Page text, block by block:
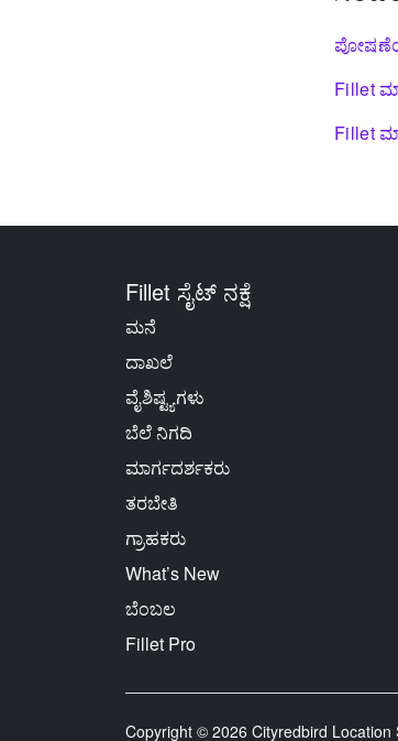
ಪೋಷಣೆಯ
Fillet
Fillet
Fillet ಸೈಟ್ ನಕ್ಷೆ
ಮನೆ
ದಾಖಲೆ
ವೈಶಿಷ್ಟ್ಯಗಳು
ಬೆಲೆ ನಿಗದಿ
ಮಾರ್ಗದರ್ಶಕರು
ತರಬೇತಿ
ಗ್ರಾಹಕರು
What’s New
ಬೆಂಬಲ
Fillet Pro
Copyright © 2026 Cityredbird